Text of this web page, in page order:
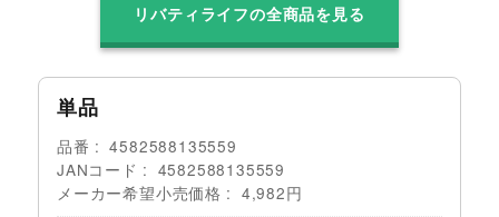
リバティライフの全商品を見る
単品
品番
4582588135559
JANコード
4582588135559
メーカー希望小売価格
4,982円